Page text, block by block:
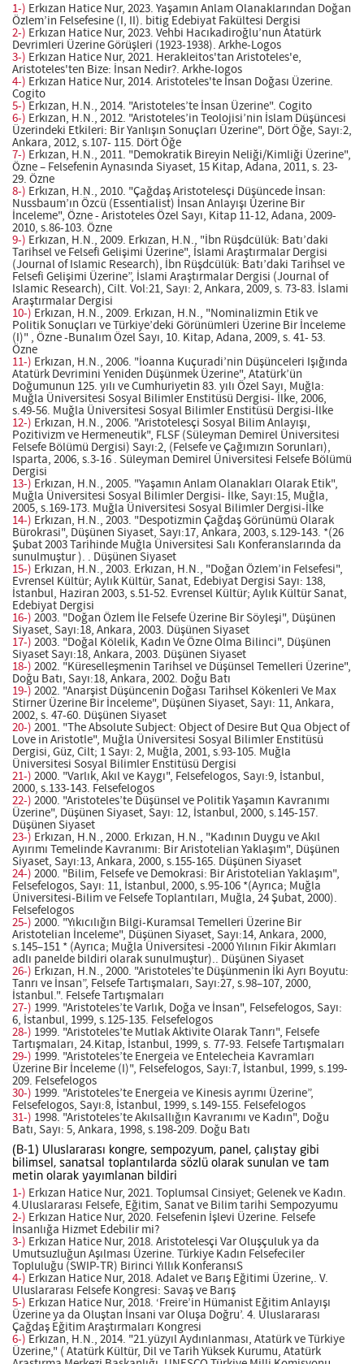
1-) Erkızan Hatice Nur, 2023. Yaşamın Anlam Olanaklarından Doğan
Özlem’in Felsefesine (I, II). bitig Edebiyat Fakültesi Dergisi
2-) Erkızan Hatice Nur, 2023. Vehbi Hacıkadiroğlu’nun Atatürk
Devrimleri Üzerine Görüşleri (1923-1938). Arkhe-Logos
3-) Erkızan Hatice Nur, 2021. Herakleitos'tan Aristoteles'e,
Aristoteles'ten Bize: İnsan Nedir?. Arkhe-logos
4-) Erkızan Hatice Nur, 2014. Aristoteles'te İnsan Doğası Üzerine.
Cogito
5-) Erkızan, H.N., 2014. "Aristoteles’te İnsan Üzerine". Cogito
6-) Erkızan, H.N., 2012. "Aristoteles’in Teolojisi’nin İslam Düşüncesi
Üzerindeki Etkileri: Bir Yanlışın Sonuçları Üzerine", Dört Öğe, Sayı:2,
Ankara, 2012, s.107- 115. Dört Öğe
7-) Erkızan, H.N., 2011. "Demokratik Bireyin Neliği/Kimliği Üzerine",
Özne – Felsefenin Aynasında Siyaset, 15 Kitap, Adana, 2011, s. 23-
29. Özne
8-) Erkızan, H.N., 2010. "Çağdaş Aristotelesçi Düşüncede İnsan:
Nussbaum’ın Özcü (Essentialist) İnsan Anlayışı Üzerine Bir
İnceleme", Özne - Aristoteles Özel Sayı, Kitap 11-12, Adana, 2009-
2010, s.86-103. Özne
9-) Erkızan, H.N., 2009. Erkızan, H.N., "İbn Rüşdcülük: Batı’daki
Tarihsel ve Felsefi Gelişimi Üzerine", İslami Araştırmalar Dergisi
(Journal of Islamic Research), İbn Rüşdcülük: Batı’daki Tarihsel ve
Felsefi Gelişimi Üzerine”, İslami Araştırmalar Dergisi (Journal of
Islamic Research), Cilt. Vol:21, Sayı: 2, Ankara, 2009, s. 73-83. İslami
Araştırmalar Dergisi
10-) Erkızan, H.N., 2009. Erkızan, H.N., "Nominalizmin Etik ve
Politik Sonuçları ve Türkiye’deki Görünümleri Üzerine Bir İnceleme
(I)" , Özne -Bunalım Özel Sayı, 10. Kitap, Adana, 2009, s. 41- 53.
Özne
11-) Erkızan, H.N., 2006. "İoanna Kuçuradi’nin Düşünceleri Işığında
Atatürk Devrimini Yeniden Düşünmek Üzerine", Atatürk’ün
Doğumunun 125. yılı ve Cumhuriyetin 83. yılı Özel Sayı, Muğla:
Muğla Üniversitesi Sosyal Bilimler Enstitüsü Dergisi- İlke, 2006,
s.49-56. Muğla Üniversitesi Sosyal Bilimler Enstitüsü Dergisi-İlke
12-) Erkızan, H.N., 2006. "Aristotelesçi Sosyal Bilim Anlayışı,
Pozitivizm ve Hermeneutik", FLSF (Süleyman Demirel Üniversitesi
Felsefe Bölümü Dergisi) Sayı:2, (Felsefe ve Çağımızın Sorunları),
Isparta, 2006, s.3-16 . Süleyman Demirel Üniversitesi Felsefe Bölümü
Dergisi
13-) Erkızan, H.N., 2005. "Yaşamın Anlam Olanakları Olarak Etik",
Muğla Üniversitesi Sosyal Bilimler Dergisi- İlke, Sayı:15, Muğla,
2005, s.169-173. Muğla Üniversitesi Sosyal Bilimler Dergisi-İlke
14-) Erkızan, H.N., 2003. "Despotizmin Çağdaş Görünümü Olarak
Bürokrasi", Düşünen Siyaset, Sayı:17, Ankara, 2003, s.129-143. *(26
Şubat 2003 Tarihinde Muğla Üniversitesi Salı Konferanslarında da
sunulmuştur ). . Düşünen Siyaset
15-) Erkızan, H.N., 2003. Erkızan, H.N., "Doğan Özlem’in Felsefesi",
Evrensel Kültür; Aylık Kültür, Sanat, Edebiyat Dergisi Sayı: 138,
İstanbul, Haziran 2003, s.51-52. Evrensel Kültür; Aylık Kültür Sanat,
Edebiyat Dergisi
16-) 2003. "Doğan Özlem İle Felsefe Üzerine Bir Söyleşi", Düşünen
Siyaset, Sayı:18, Ankara, 2003. Düşünen Siyaset
17-) 2003. "Doğal Kölelik, Kadın Ve Özne Olma Bilinci", Düşünen
Siyaset Sayı:18, Ankara, 2003. Düşünen Siyaset
18-) 2002. "Küreselleşmenin Tarihsel ve Düşünsel Temelleri Üzerine",
Doğu Batı, Sayı:18, Ankara, 2002. Doğu Batı
19-) 2002. "Anarşist Düşüncenin Doğası Tarihsel Kökenleri Ve Max
Stirner Üzerine Bir İnceleme", Düşünen Siyaset, Sayı: 11, Ankara,
2002, s. 47-60. Düşünen Siyaset
20-) 2001. "The Absolute Subject: Object of Desire But Qua Object of
Love in Aristotle", Muğla Üniversitesi Sosyal Bilimler Enstitüsü
Dergisi, Güz, Cilt; 1 Sayı: 2, Muğla, 2001, s.93-105. Muğla
Üniversitesi Sosyal Bilimler Enstitüsü Dergisi
21-) 2000. "Varlık, Akıl ve Kaygı", Felsefelogos, Sayı:9, İstanbul,
2000, s.133-143. Felsefelogos
22-) 2000. "Aristoteles’te Düşünsel ve Politik Yaşamın Kavranımı
Üzerine", Düşünen Siyaset, Sayı: 12, İstanbul, 2000, s.145-157.
Düşünen Siyaset
23-) Erkızan, H.N., 2000. Erkızan, H.N., "Kadının Duygu ve Akıl
Ayırımı Temelinde Kavranımı: Bir Aristotelian Yaklaşım", Düşünen
Siyaset, Sayı:13, Ankara, 2000, s.155-165. Düşünen Siyaset
24-) 2000. "Bilim, Felsefe ve Demokrasi: Bir Aristotelian Yaklaşım",
Felsefelogos, Sayı: 11, İstanbul, 2000, s.95-106 *(Ayrıca; Muğla
Üniversitesi-Bilim ve Felsefe Toplantıları, Muğla, 24 Şubat, 2000).
Felsefelogos
25-) 2000. "Yıkıcılığın Bilgi-Kuramsal Temelleri Üzerine Bir
Aristotelian İnceleme", Düşünen Siyaset, Sayı:14, Ankara, 2000,
s.145–151 * (Ayrıca; Muğla Üniversitesi -2000 Yılının Fikir Akımları
adlı panelde bildiri olarak sunulmuştur).. Düşünen Siyaset
26-) Erkızan, H.N., 2000. "Aristoteles’te Düşünmenin İki Ayrı Boyutu:
Tanrı ve İnsan”, Felsefe Tartışmaları, Sayı:27, s.98–107, 2000,
İstanbul.". Felsefe Tartışmaları
27-) 1999. "Aristoteles’te Varlık, Doğa ve İnsan", Felsefelogos, Sayı:
6, İstanbul, 1999, s.125-135. Felsefelogos
28-) 1999. "Aristoteles’te Mutlak Aktivite Olarak Tanrı", Felsefe
Tartışmaları, 24.Kitap, İstanbul, 1999, s. 77-93. Felsefe Tartışmaları
29-) 1999. "Aristoteles’te Energeia ve Entelecheia Kavramları
Üzerine Bir İnceleme (I)", Felsefelogos, Sayı:7, İstanbul, 1999, s.199-
209. Felsefelogos
30-) 1999. "Aristoteles’te Energeia ve Kinesis ayrımı Üzerine”,
Felsefelogos, Sayı:8, İstanbul, 1999, s.149-155. Felsefelogos
31-) 1998. "Aristoteles’te Akılsallığın Kavranımı ve Kadın", Doğu
Batı, Sayı: 5, Ankara, 1998, s.198-209. Doğu Batı
(B-1) Uluslararası kongre, sempozyum, panel, çalıştay gibi
bilimsel, sanatsal toplantılarda sözlü olarak sunulan ve tam
metin olarak yayımlanan bildiri
1-) Erkızan Hatice Nur, 2021. Toplumsal Cinsiyet; Gelenek ve Kadın.
4.Uluslararası Felsefe, Eğitim, Sanat ve Bilim tarihi Sempozyumu
2-) Erkızan Hatice Nur, 2020. Felsefenin İşlevi Üzerine. Felsefe
İnsanlığa Hizmet Edebilir mi?
3-) Erkızan Hatice Nur, 2018. Aristotelesçi Var Oluşçuluk ya da
Umutsuzluğun Aşılması Üzerine. Türkiye Kadın Felsefeciler
Topluluğu (SWIP-TR) Birinci Yıllık KonferansıS
4-) Erkızan Hatice Nur, 2018. Adalet ve Barış Eğitimi Üzerine,. V.
Uluslararası Felsefe Kongresi: Savaş ve Barış
5-) Erkızan Hatice Nur, 2018. ‘Freire’in Hümanist Eğitim Anlayışı
Üzerine ya da Oluştan İnsani var Oluşa Doğru’. 4. Uluslararası
Çağdaş Eğitim Araştırmaları Kongresi
6-) Erkızan, H.N., 2014. "21.yüzyıl Aydınlanması, Atatürk ve Türkiye
Üzerine," ( Atatürk Kültür, Dil ve Tarih Yüksek Kurumu, Atatürk